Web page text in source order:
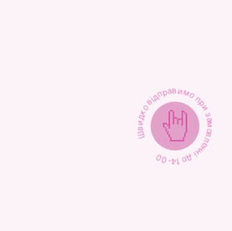
Швидко відправимо при замовленні до 14-00